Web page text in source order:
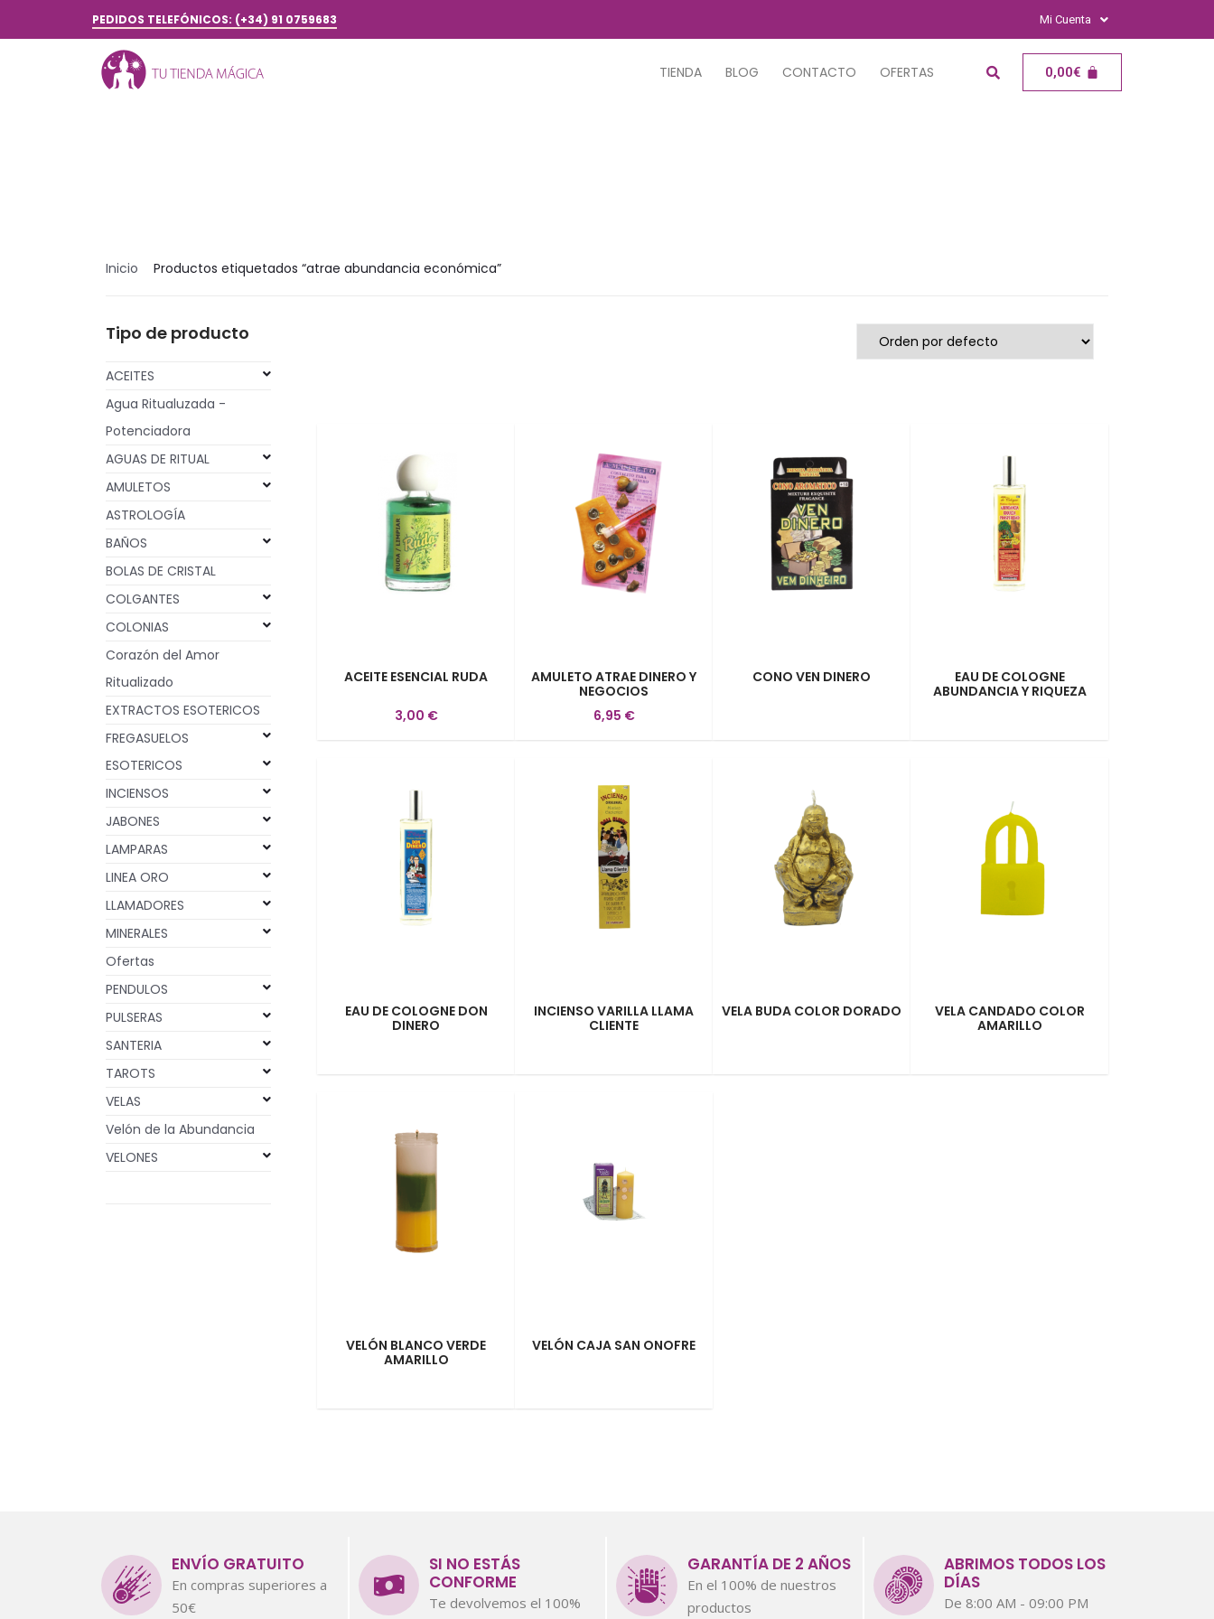
PEDIDOS TELEFÓNICOS: (+34) 91 0759683 Mi Cuenta
TIENDA BLOG CONTACTO OFERTAS 0,00€
Inicio Productos etiquetados “atrae abundancia económica”
Tipo de producto
ACEITES
Agua Ritualuzada -
Potenciadora
AGUAS DE RITUAL
AMULETOS
ASTROLOGÍA
BAÑOS
BOLAS DE CRISTAL
COLGANTES
COLONIAS
Corazón del Amor
Ritualizado
EXTRACTOS ESOTERICOS
FREGASUELOS
ESOTERICOS
INCIENSOS
JABONES
LAMPARAS
LINEA ORO
LLAMADORES
MINERALES
Ofertas
PENDULOS
PULSERAS
SANTERIA
TAROTS
VELAS
Velón de la Abundancia
VELONES
ACEITE ESENCIAL RUDA
3,00 €
AMULETO ATRAE DINERO Y
NEGOCIOS
6,95 €
CONO VEN DINERO
EAU DE COLOGNE
ABUNDANCIA Y RIQUEZA
EAU DE COLOGNE DON
DINERO
INCIENSO VARILLA LLAMA
CLIENTE
VELA BUDA COLOR DORADO
VELA CANDADO COLOR
AMARILLO
VELÓN BLANCO VERDE
AMARILLO
VELÓN CAJA SAN ONOFRE
ENVÍO GRATUITO
En compras superiores a
50€
SI NO ESTÁS
CONFORME
Te devolvemos el 100%
GARANTÍA DE 2 AÑOS
En el 100% de nuestros
productos
ABRIMOS TODOS LOS
DÍAS
De 8:00 AM - 09:00 PM